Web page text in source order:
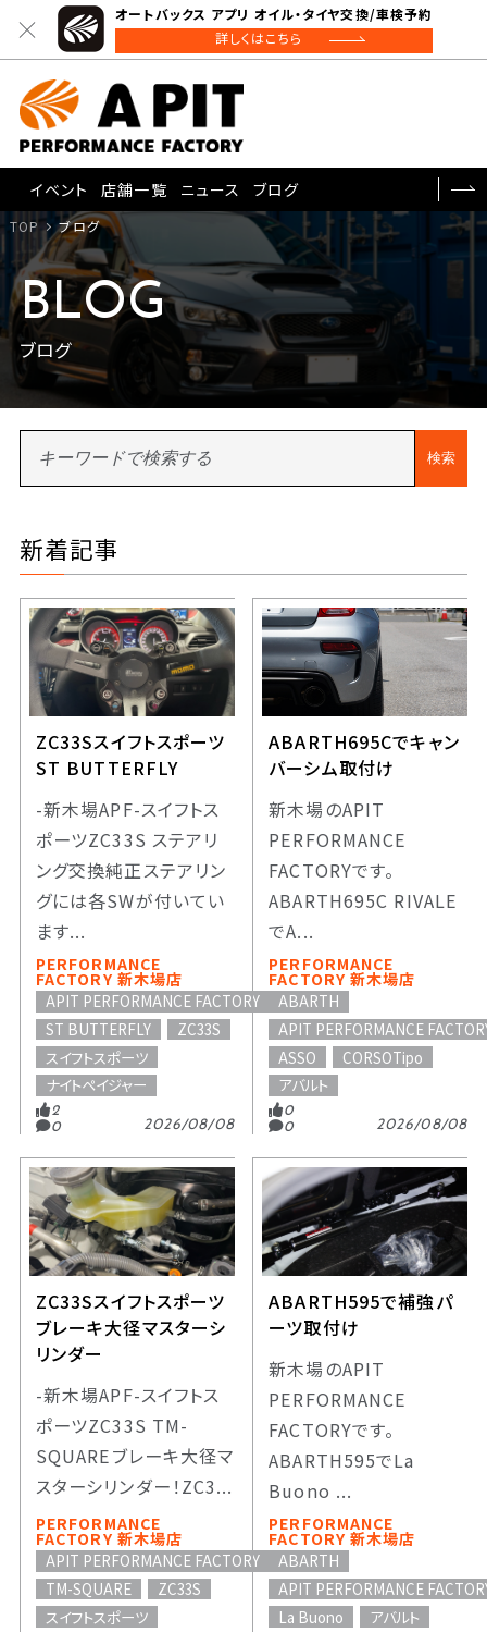
オートバックス アプリ オイル・タイヤ交換/車検予約
詳しくはこちら
イベント 店舗一覧 ニュース ブログ
TOP ブログ
BLOG
ブログ
検索
新着記事
2026/08/08
ZC33Sスイフトスポーツ
ST BUTTERFLY
-新木場APF-スイフトス
ポーツZC33S ステアリ
ング交換純正ステアリン
グには各SWが付いてい
ます...
PERFORMANCE
FACTORY 新木場店
APIT PERFORMANCE FACTORY
ST BUTTERFLY
ZC33S
スイフトスポーツ
ナイトペイジャー
2
0
2026/08/08
ABARTH695Cでキャン
バーシム取付け
新木場のAPIT
PERFORMANCE
FACTORYです。
ABARTH695C RIVALE
でA...
PERFORMANCE
FACTORY 新木場店
ABARTH
APIT PERFORMANCE
ASSO
CORSOTipo
アバルト
0
0
ZC33Sスイフトスポーツ
ブレーキ大径マスターシ
リンダー
-新木場APF-スイフトス
ポーツZC33S TM-
SQUAREブレーキ大径マ
スターシリンダー！ZC3...
PERFORMANCE
FACTORY 新木場店
APIT PERFORMANCE FACTORY
TM-SQUARE
ZC33S
スイフトスポーツ
ABARTH595で補強パ
ーツ取付け
新木場のAPIT
PERFORMANCE
FACTORYです。
ABARTH595でLa
Buono ...
PERFORMANCE
FACTORY 新木場店
ABARTH
APIT PERFORMANCE
La Buono
アバルト